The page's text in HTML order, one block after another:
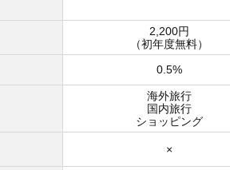
2,200円
（初年度無料）
0.5%
海外旅行
国内旅行
ショッピング
×